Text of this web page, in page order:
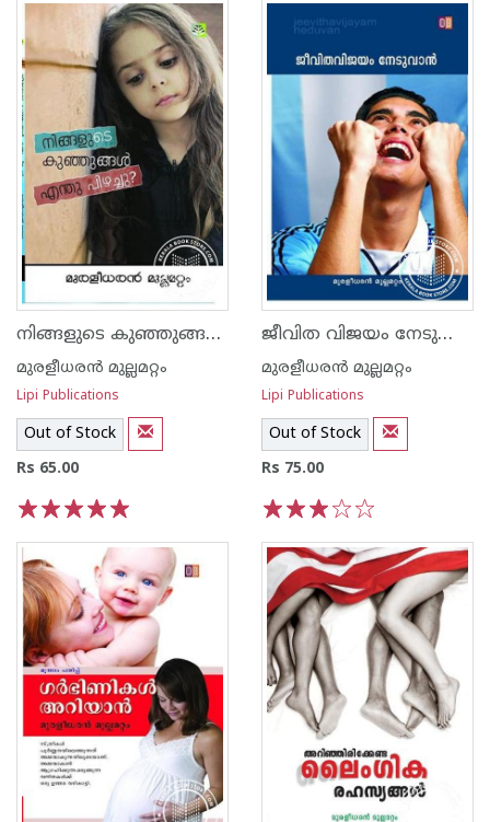
നിങ്ങളുടെ കുഞ്ഞുങ്ങള്‍ എന്തു പിഴച്ചു
മുരളീധരന്‍ മുല്ലമറ്റം
Lipi Publications
Out of Stock
Rs 65.00
ജീവിത വിജയം നേടുവാന്‍
മുരളീധരന്‍ മുല്ലമറ്റം
Lipi Publications
Out of Stock
Rs 75.00